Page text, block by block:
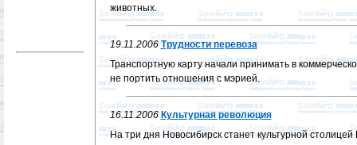
животных.
19.11.2006 Трудности перевоза
Транспортную карту начали принимать в
не портить отношения с мэрией.
16.11.2006 Культурная революция
На три дня Новосибирск станет культурной столицей